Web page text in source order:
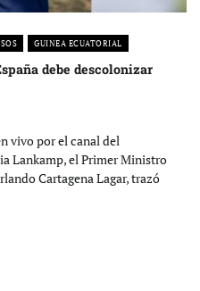
GUINEA ECUATORIAL
debe descolonizar
vivo por el canal del
Lankamp, el Primer Ministro
Cartagena Lagar, trazó